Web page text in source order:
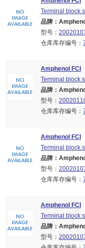
Terminal block
品牌：
型号：
仓库库存编号：
Amphenol FCI
Terminal block
品牌：
型号：
仓库库存编号：
Amphenol FCI
Terminal block
品牌：
型号：
仓库库存编号：
Amphenol FCI
Terminal block
品牌：
型号：